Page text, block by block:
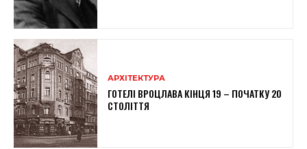
АРХІТЕКТУРА
ГОТЕЛІ ВРОЦЛАВА КІНЦЯ 19 – ПОЧАТКУ 20
СТОЛІТТЯ